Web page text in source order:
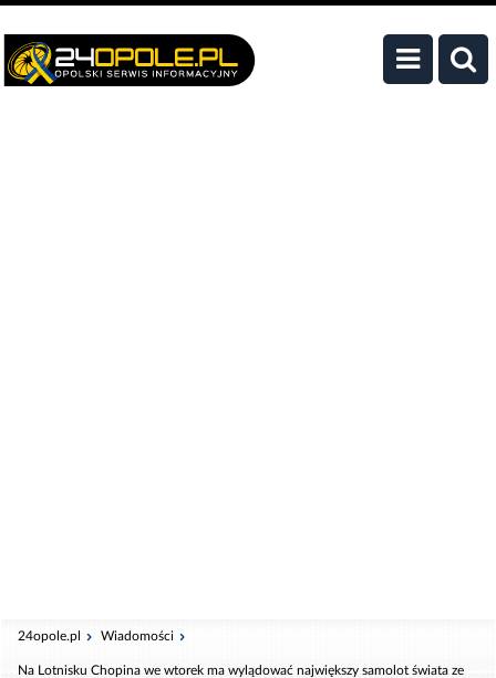
24opole.pl Wiadomości
Na Lotnisku Chopina we wtorek ma wylądować największy samolot świata ze